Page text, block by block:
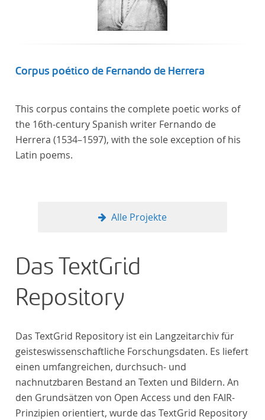
Corpus poético de Fernando de Herrera
This corpus contains the complete poetic works of
the 16th-century Spanish writer Fernando de
Herrera (1534–1597), with the sole exception of his
Latin poems.
Alle Projekte
Das TextGrid
Repository
Das TextGrid Repository ist ein Langzeitarchiv für
geisteswissenschaftliche Forschungsdaten. Es liefert
einen umfangreichen, durchsuch- und
nachnutzbaren Bestand an Texten und Bildern. An
den Grundsätzen von Open Access und den FAIR-
Prinzipien orientiert, wurde das TextGrid Repository